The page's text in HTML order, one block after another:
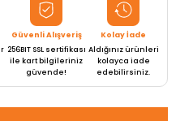
Güvenli Alışveriş
256BIT SSL sertifikası
ile kart bilgileriniz
güvende!
Kolay İade
Aldığınız ürünleri
kolayca iade
edebilirsiniz.